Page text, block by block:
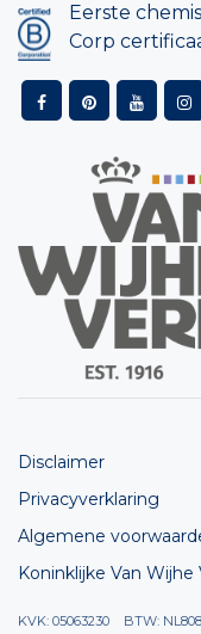
Eerste
Corp
Disclaimer
Privacyverklaring
Algemene
Koninklijke Van Wijhe
KVK: 05063230 BTW: